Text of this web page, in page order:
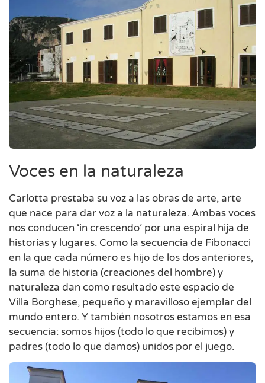
Voces en la naturaleza
Carlotta prestaba su voz a las obras de arte, arte
que nace para dar voz a la naturaleza. Ambas voces
nos conducen ‘in crescendo’ por una espiral hija de
historias y lugares. Como la secuencia de Fibonacci
en la que cada número es hijo de los dos anteriores,
la suma de historia (creaciones del hombre) y
naturaleza dan como resultado este espacio de
Villa Borghese, pequeño y maravilloso ejemplar del
mundo entero. Y también nosotros estamos en esa
secuencia: somos hijos (todo lo que recibimos) y
padres (todo lo que damos) unidos por el juego.